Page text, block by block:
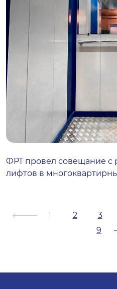
ФРТ провел совещание с
лифтов в
1 2 3
9